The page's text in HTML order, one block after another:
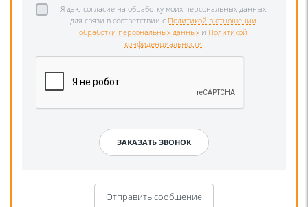
Я даю согласие на обработку моих персональных данных
для связи в соответствии с Политикой в отношении
обработки персональных данных и Политикой
конфиденциальности
Отправить сообщение